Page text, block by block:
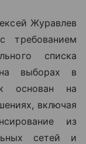
Журавлев
списка
выборах в
основан на
включая
из
сетей и